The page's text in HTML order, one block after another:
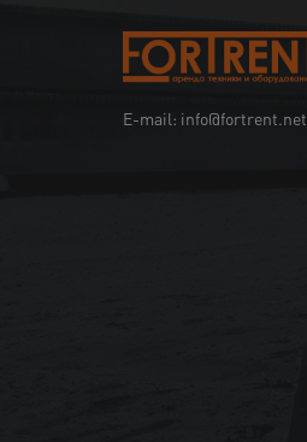
E-mail: info@fortrent.net